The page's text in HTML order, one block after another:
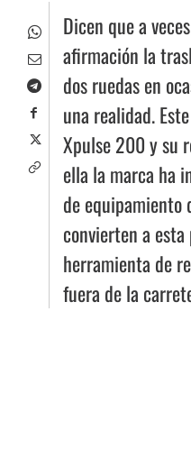
Dicen que a
afirmación la
dos ruedas en
una realidad.
Xpulse 200 y su
ella la marca ha
de equipamiento
convierten a
herramienta de
fuera de la